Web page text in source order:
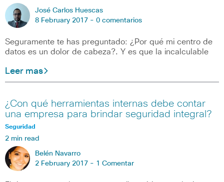
José Carlos Huescas
8 February 2017 - 0 comentarios
Seguramente te has preguntado: ¿Por qué mi centro de
datos es un dolor de cabeza?. Y es que la incalculable
Leer mas
¿Con qué herramientas internas debe contar
una empresa para brindar seguridad integral?
Seguridad
2 min read
Belén Navarro
2 February 2017 - 1 Comentar